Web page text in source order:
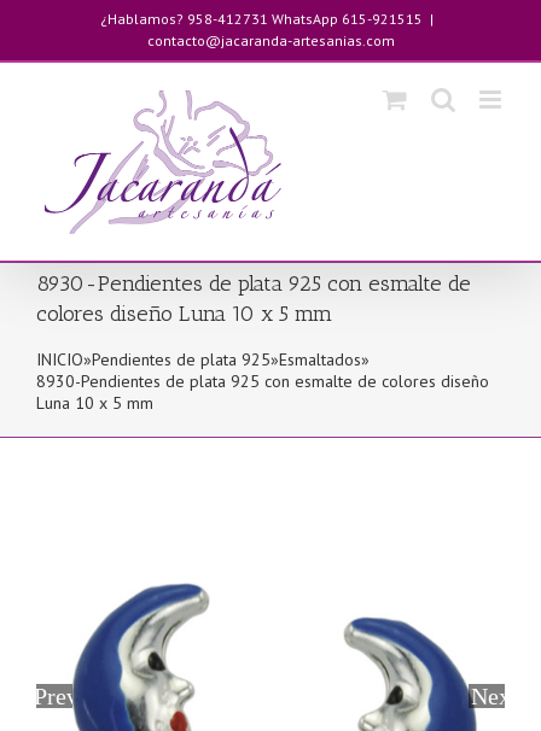
contenido
¿Hablamos? 958-412731 WhatsApp 615-921515 |
contacto@jacaranda-artesanias.com
8930-Pendientes de plata 925 con esmalte de
colores diseño Luna 10 x 5 mm
INICIO»Pendientes de plata 925»Esmaltados»
8930-Pendientes de plata 925 con esmalte de colores diseño
Luna 10 x 5 mm
Previous Next